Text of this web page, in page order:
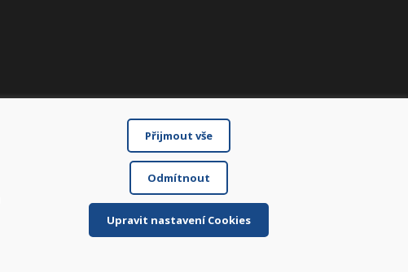
Přijmout vše
Odmítnout
Upravit nastavení Cookies